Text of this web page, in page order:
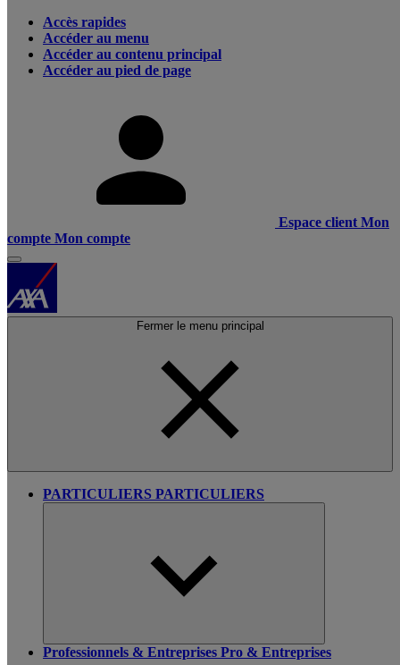
Accès rapides
Accéder au menu
Accéder au contenu principal
Accéder au pied de page
Espace client Mon
compte Mon compte
Fermer le menu principal
PARTICULIERS PARTICULIERS
Professionnels & Entreprises Pro & Entreprises